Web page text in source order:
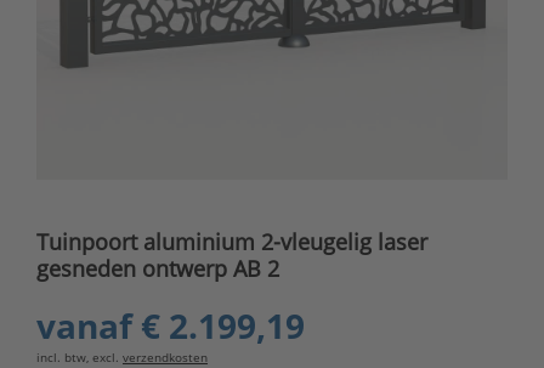
Tuinpoort aluminium 2-vleugelig laser
gesneden ontwerp AB 2
vanaf€ 2.199,19
incl. btw, excl. verzendkosten